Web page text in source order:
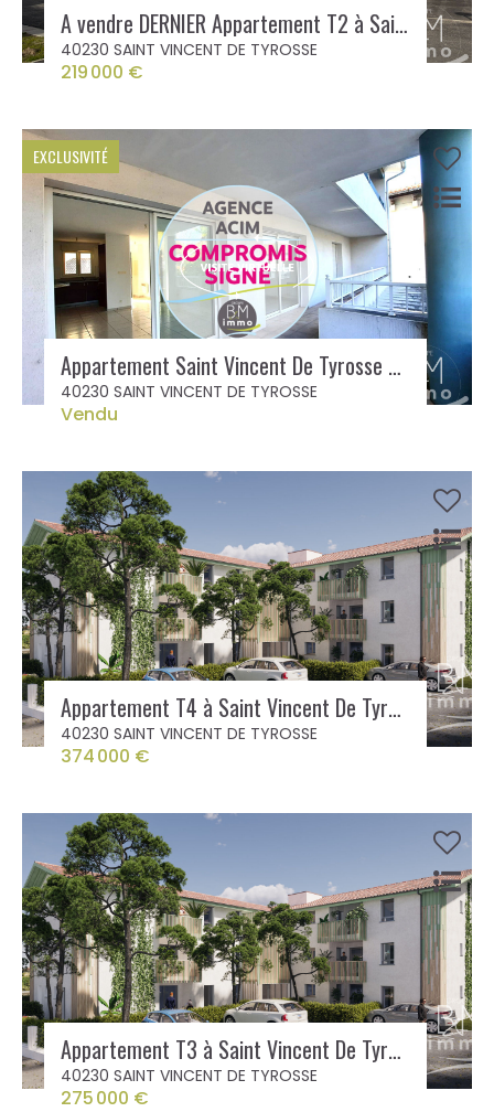
A vendre DERNIER Appartement T2 à Saint Vincent De Tyrosse
40230 SAINT VINCENT DE TYROSSE
219 000 €
EXCLUSIVITÉ
Appartement Saint Vincent De Tyrosse 4 pièce(s) 91 m2
40230 SAINT VINCENT DE TYROSSE
Vendu
Appartement T4 à Saint Vincent De Tyrosse
40230 SAINT VINCENT DE TYROSSE
374 000 €
Appartement T3 à Saint Vincent De Tyrosse
40230 SAINT VINCENT DE TYROSSE
275 000 €